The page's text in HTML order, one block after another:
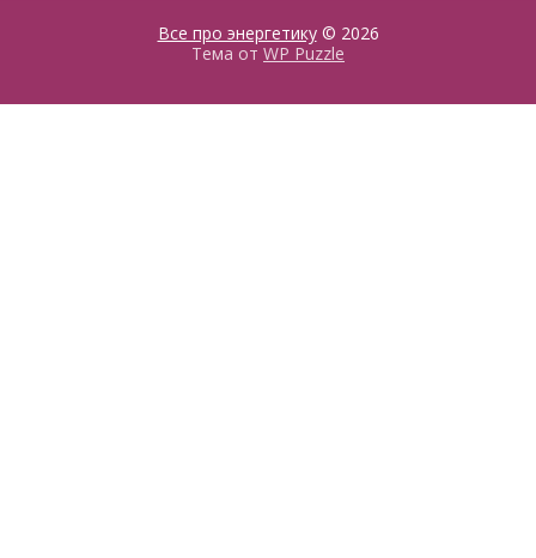
Все про энергетику© 2026
Тема от WP Puzzle